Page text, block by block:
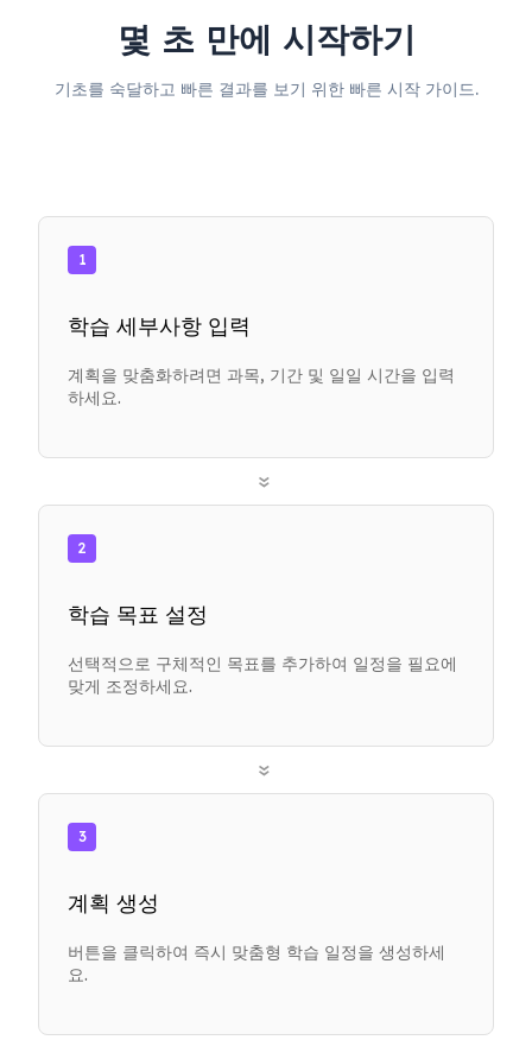
몇 초 만에 시작하기
기초를 숙달하고 빠른 결과를 보기 위한 빠른 시작 가이드.
1
학습 세부사항 입력
계획을 맞춤화하려면 과목, 기간 및 일일 시간을 입력
하세요.
»
2
학습 목표 설정
선택적으로 구체적인 목표를 추가하여 일정을 필요에
맞게 조정하세요.
»
3
계획 생성
버튼을 클릭하여 즉시 맞춤형 학습 일정을 생성하세
요.